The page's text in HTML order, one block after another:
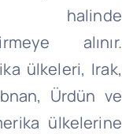
halinde
alınır.
ülkeleri, Irak,
Ürdün ve
ülkelerine